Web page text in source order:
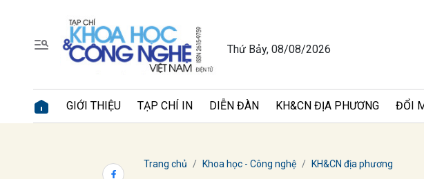
Thứ Bảy, 08/08/2026
GIỚI THIỆU TẠP CHÍ IN DIỄN ĐÀN KH&CN ĐỊA PHƯƠNG ĐỔI
Trang chủ Khoa học - Công nghệ KH&CN địa phương